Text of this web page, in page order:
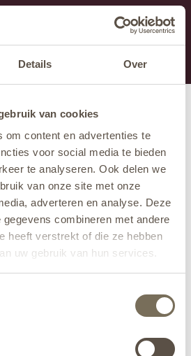
Details Over
van cookies
om content en advertenties te
voor social media te bieden
te analyseren. Ook delen we
van onze site met onze
adverteren en analyse. Deze
combineren met andere
heeft verstrekt of die ze hebben
uw gebruik van hun services.
under maintenance.
you can call us at +31
at info@furns.com